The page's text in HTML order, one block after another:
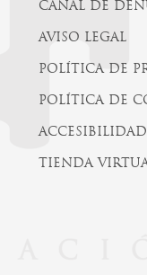
CANAL DE
AVISO LEGAL
POLÍTICA DE
POLÍTICA DE
ACCESIBILIDAD
TIENDA